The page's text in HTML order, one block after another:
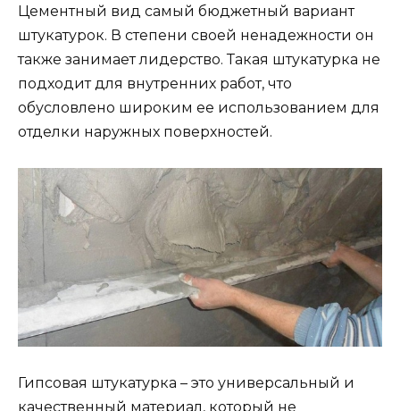
Цементный вид самый бюджетный вариант
штукатурок. В степени своей ненадежности он
также занимает лидерство. Такая штукатурка не
подходит для внутренних работ, что
обусловлено широким ее использованием для
отделки наружных поверхностей.
Гипсовая штукатурка – это универсальный и
качественный материал, который не